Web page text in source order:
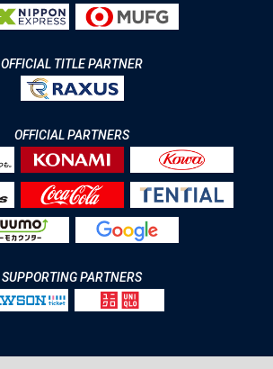
OFFICIAL TITLE PARTNER
OFFICIAL PARTNERS
SUPPORTING PARTNERS